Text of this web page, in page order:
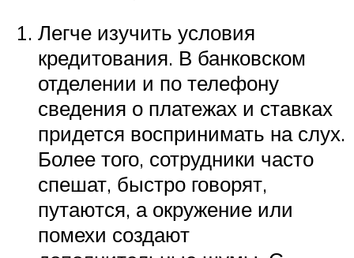
Легче изучить условия
кредитования. В банковском
отделении и по телефону
сведения о платежах и ставках
придется воспринимать на слух.
Более того, сотрудники часто
спешат, быстро говорят,
путаются, а окружение или
помехи создают